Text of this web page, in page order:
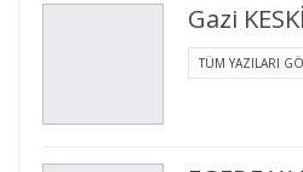
Gazi
TÜM YAZILARI